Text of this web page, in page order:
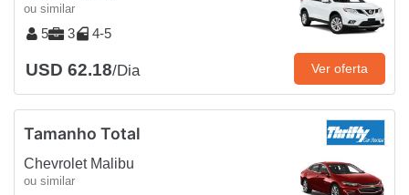
ou similar
5 3 4-5
USD 62.18/Dia Ver oferta
Tamanho Total
Chevrolet Malibu
ou similar